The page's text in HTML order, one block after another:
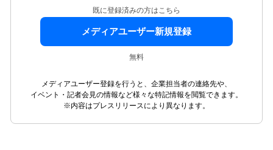
既に登録済みの方はこちら
メディアユーザー新規登録
無料
メディアユーザー登録を行うと、企業担当者の連絡先や、
イベント・記者会見の情報など様々な特記情報を閲覧できます。
※内容はプレスリリースにより異なります。